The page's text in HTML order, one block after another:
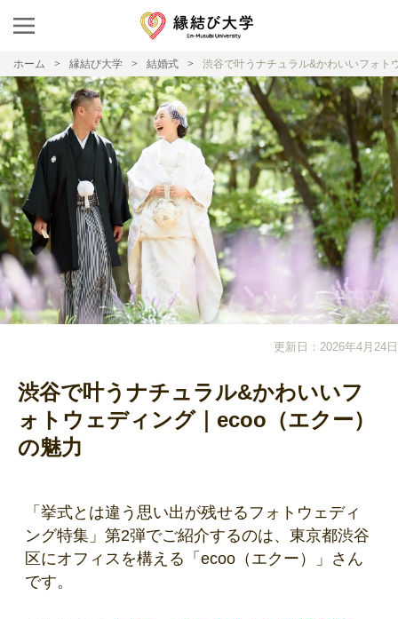
ホーム 縁結び大学 結婚式 渋谷で叶うナチュラル&かわいいフォト
更新日：2026年4月24日
渋谷で叶うナチュラル&かわいいフ
ォトウェディング｜ecoo（エクー）
の魅力
「挙式とは違う思い出が残せるフォトウェディ
ング特集」第2弾でご紹介するのは、東京都渋谷
区にオフィスを構える「ecoo（エクー）」さん
です。